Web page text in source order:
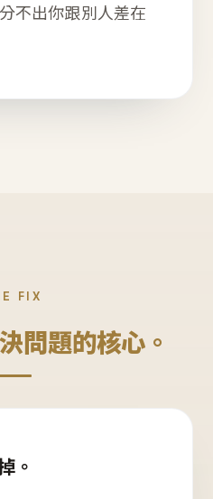
不出你跟別人差在
FIX
問題的核心。
。